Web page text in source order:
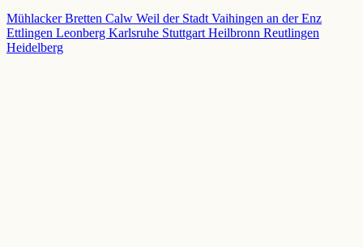
MühlackerBretten Calw Weil der Stadt Vaihingen an der Enz
Ettlingen Leonberg Karlsruhe Stuttgart Heilbronn Reutlingen
Heidelberg